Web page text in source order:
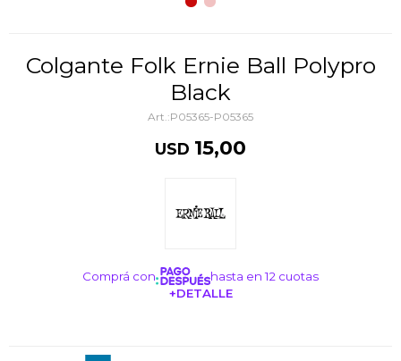
Colgante Folk Ernie Ball Polypro
Black
P05365-P05365
USD 15,00
Comprá con
hasta en 12 cuotas
+DETALLE